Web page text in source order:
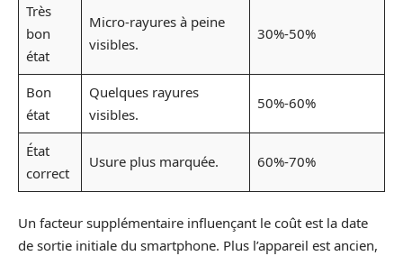
Très
bon
état
Micro-rayures à peine
visibles.
30%-50%
Bon
état
Quelques rayures
visibles.
50%-60%
État
correct
Usure plus marquée. 60%-70%
Un facteur supplémentaire influençant le coût est la date
de sortie initiale du smartphone. Plus l’appareil est ancien,